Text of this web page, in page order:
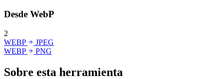
Desde WebP
2
WEBP
JPEG
WEBP
PNG
Sobre esta herramienta